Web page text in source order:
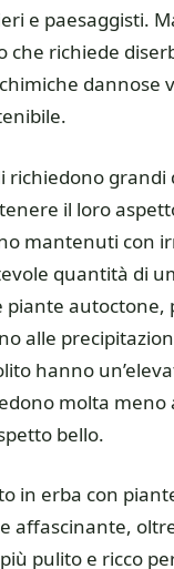
e paesaggisti.
che richiede
dannose
richiedono grandi
il loro
mantenuti con
quantità di
piante autoctone,
alle
hanno
molta meno
bello.
in erba con
affascinante,
pulito e ricco